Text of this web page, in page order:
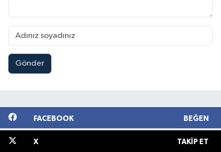
Gönder
FACEBOOK BEĞEN
X TAKIP ET